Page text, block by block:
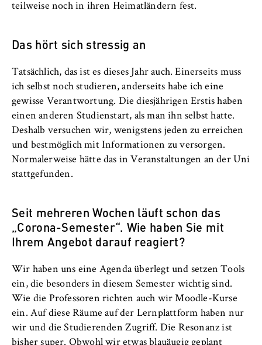
teilweise noch in ihren Heimatländern fest.
Das hört sich stressig an
Tatsächlich, das ist es dieses Jahr auch. Einerseits muss
ich selbst noch studieren, anderseits habe ich eine
gewisse Verantwortung. Die diesjährigen Erstis haben
einen anderen Studienstart, als man ihn selbst hatte.
Deshalb versuchen wir, wenigstens jeden zu erreichen
und bestmöglich mit Informationen zu versorgen.
Normalerweise hätte das in Veranstaltungen an der Uni
stattgefunden.
Seit mehreren Wochen läuft schon das
„Corona-Semester“. Wie haben Sie mit
Ihrem Angebot darauf reagiert?
Wir haben uns eine Agenda überlegt und setzen Tools
ein, die besonders in diesem Semester wichtig sind.
Wie die Professoren richten auch wir Moodle-Kurse
ein. Auf diese Räume auf der Lernplattform haben nur
wir und die Studierenden Zugriff. Die Resonanz ist
bisher super. Obwohl wir etwas blauäugig geplant
Name:
Anbieter:
Zweck:
Ermöglicht die anonyme Analyse Ihres
Nutzerverhaltens auf unserer Website, um
unser Angebot fortlaufend zu verbessern.
Hierzu werden Cookies gesetzt, die uns
helfen zu verstehen, welche Seiten am
häufigsten besucht werden.